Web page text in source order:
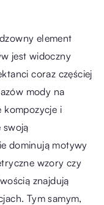
element
jest widoczny
coraz częściej
mody na
kompozycje i
swoją
dominują motywy
wzory czy
znajdują
Tym samym,